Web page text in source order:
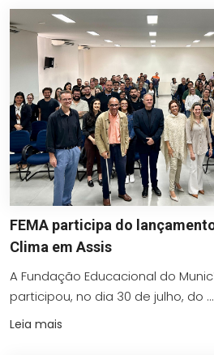
FEMA participa do
Clima em Assis
A Fundação Educacional do
participou, no dia 30 de julho, do ...
Leia mais